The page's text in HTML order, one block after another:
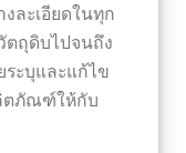
ละเอียดในทุก
ตถุดิบไปจนถึง
ระบุและแก้ไข
ตภัณฑ์ให้กับ